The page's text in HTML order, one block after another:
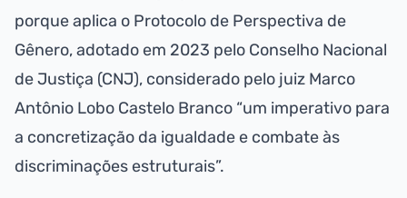
porque aplica o Protocolo de Perspectiva de
Gênero, adotado em 2023 pelo Conselho Nacional
de Justiça (CNJ), considerado pelo juiz Marco
Antônio Lobo Castelo Branco “um imperativo para
a concretização da igualdade e combate às
discriminações estruturais”.